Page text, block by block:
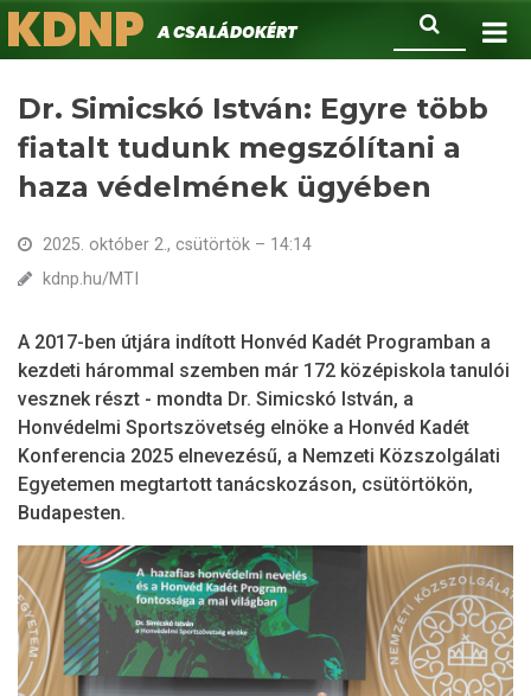
Ugrás
a
Keresés
KDNPA családokért.
Dr. Simicskó István: Egyre több
fiatalt tudunk megszólítani a
haza védelmének ügyében
2025. október 2., csütörtök – 14:14
kdnp.hu/MTI
A 2017-ben útjára indított Honvéd Kadét Programban a
kezdeti hárommal szemben már 172 középiskola tanulói
vesznek részt - mondta Dr. Simicskó István, a
Honvédelmi Sportszövetség elnöke a Honvéd Kadét
Konferencia 2025 elnevezésű, a Nemzeti Közszolgálati
Egyetemen megtartott tanácskozáson, csütörtökön,
Budapesten.